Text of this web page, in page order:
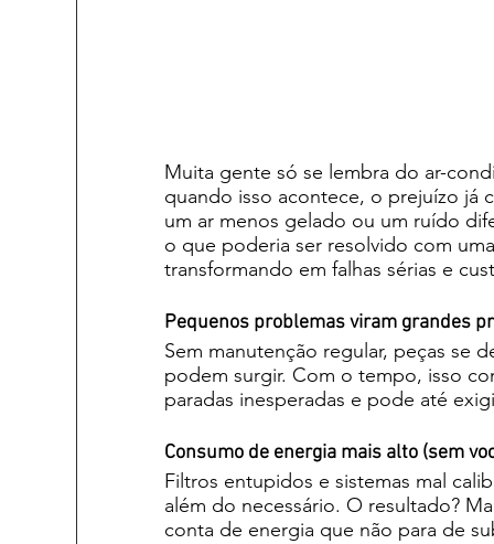
Muita gente só se lembra do ar-
quando isso acontece, o prejuízo já
um ar menos gelado ou um ruído
o que poderia ser resolvido com
transformando em falhas sérias e
Pequenos problemas viram grandes
Sem manutenção regular, peças se
podem surgir. Com o tempo, isso
paradas inesperadas e pode até
Consumo de energia mais alto (sem
Filtros entupidos e sistemas mal
além do necessário. O resultado?
conta de energia que não para de